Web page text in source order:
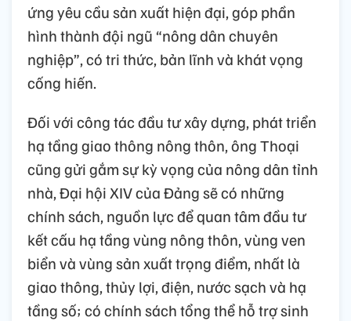
ứng yêu cầu sản xuất hiện đại, góp phần
hình thành đội ngũ “nông dân chuyên
nghiệp”, có tri thức, bản lĩnh và khát vọng
cống hiến.
Đối với công tác đầu tư xây dựng, phát triển
hạ tầng giao thông nông thôn, ông Thoại
cũng gửi gắm sự kỳ vọng của nông dân tỉnh
nhà, Đại hội XIV của Đảng sẽ có những
chính sách, nguồn lực để quan tâm đầu tư
kết cấu hạ tầng vùng nông thôn, vùng ven
biển và vùng sản xuất trọng điểm, nhất là
giao thông, thủy lợi, điện, nước sạch và hạ
tầng số; có chính sách tổng thể hỗ trợ sinh